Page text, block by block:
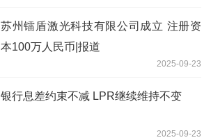
苏州镭盾激光科技有限公司成立 注册资
本100万人民币|报道
2025-09-23
银行息差约束不减 LPR继续维持不变
2025-09-23